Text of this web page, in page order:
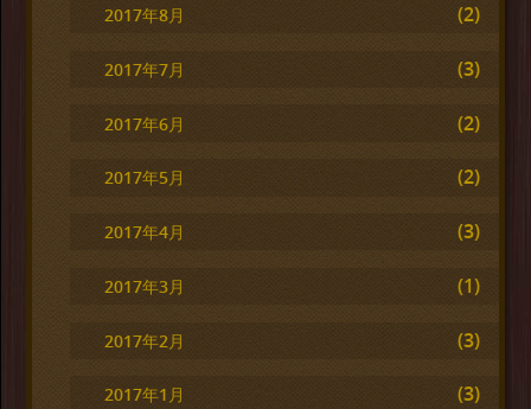
2017年8月 (2)
2017年7月 (3)
2017年6月 (2)
2017年5月 (2)
2017年4月 (3)
2017年3月 (1)
2017年2月 (3)
2017年1月 (3)